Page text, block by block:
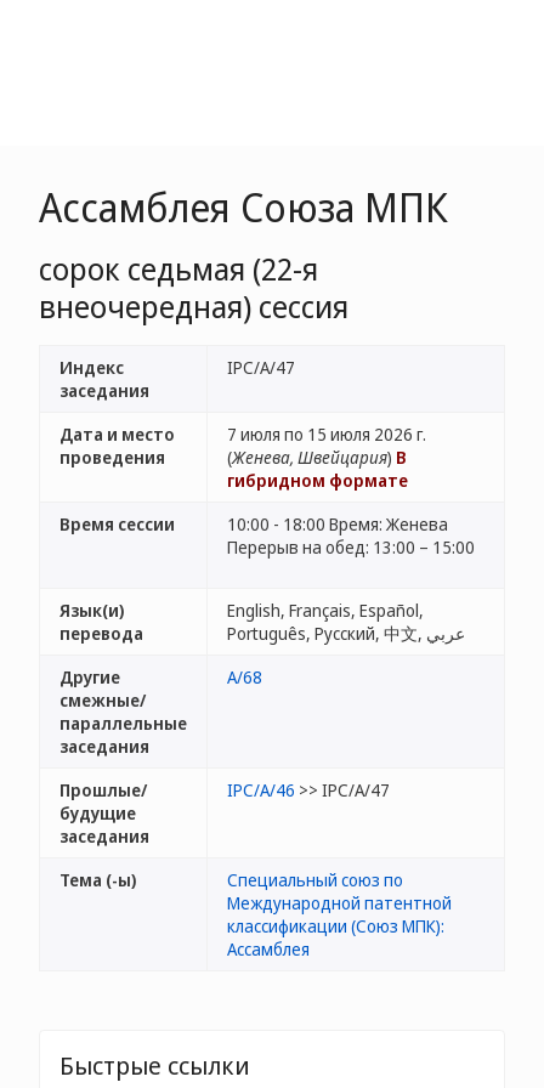
Ассамблея Союза МПК
сорок седьмая (22-я
внеочередная) сессия
Индекс
заседания
IPC/A/47
Дата и место
проведения
7 июля по 15 июля 2026 г.
(Женева, Швейцария) В
гибридном формате
Время сессии
10:00 - 18:00 Время: Женева
Перерыв на обед: 13:00 – 15:00
Язык(и)
перевода
English, Français, Español,
Português, Русский, 中文, عربي
Другие
смежные/
параллельные
заседания
A/68
Прошлые/
будущие
заседания
IPC/A/46 >> IPC/A/47
Тема (-ы)
Специальный союз по
Международной патентной
классификации (Союз МПК):
Ассамблея
Быстрые ссылки